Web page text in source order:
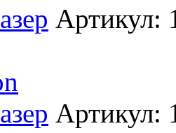
Артикул:
Артикул: